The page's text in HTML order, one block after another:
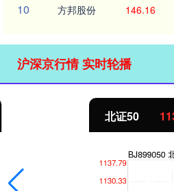
10 方邦股份 146.16
沪深京行情 实时轮播
1134.24